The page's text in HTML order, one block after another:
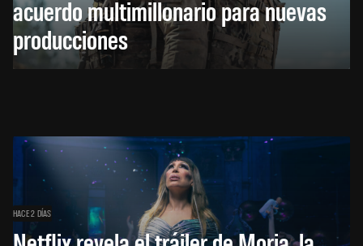
acuerdo multimillonario para nuevas
producciones
HACE 2 DÍAS